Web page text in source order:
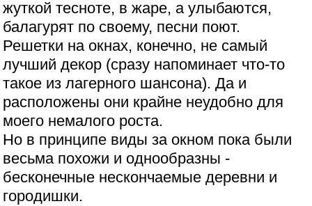
жуткой тесноте, в жаре, а улыбаются,
балагурят по своему, песни поют.
Решетки на окнах, конечно, не самый
лучший декор (сразу напоминает что-то
такое из лагерного шансона). Да и
расположены они крайне неудобно для
моего немалого роста.
Но в принципе виды за окном пока были
весьма похожи и однообразны -
бесконечные нескончаемые деревни и
городишки.